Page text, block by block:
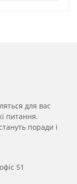
для вас
питання.
поради і
51